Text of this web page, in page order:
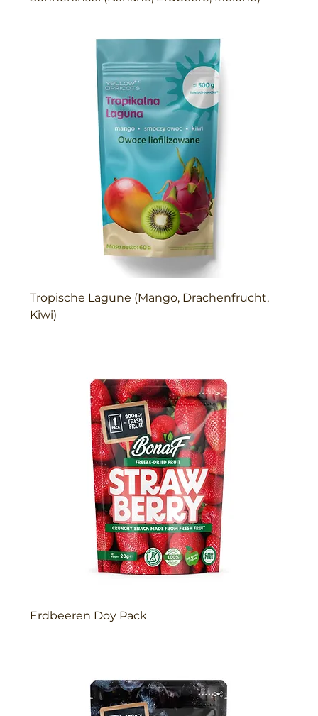
Tropische Lagune (Mango, Drachenfrucht,
Kiwi)
Erdbeeren Doy Pack